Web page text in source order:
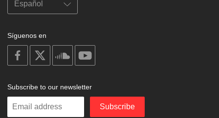
Síguenos en
on
facebook
soundcloud
Subscribe to our newsletter
Enter
Subscribe